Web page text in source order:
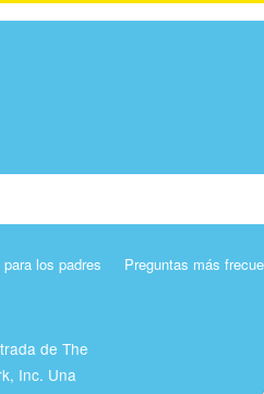
los padres Preguntas más
de The
Inc. Una